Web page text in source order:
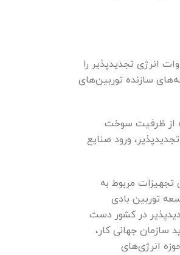
می‌گوید: دولت سیزدهم گامی بسیار بلند در این حوزه برداشته و هدفگذاری ایجاد ۱۰ هزار مگاوات انرژی تجدیدپذیر را
سازنده توربین‌های
پیش گیرد، استفاده از ظرفیت سوخت
ورود صنایع
تجهیزات مربوط به
توربین بادی
در کشور دست
سازمان جهانی کار،
انرژی‌های